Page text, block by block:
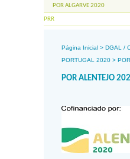
POR ALGARVE 2020
PRR
Página Inicial > DGAL /
PORTUGAL 2020 >
POR ALENTEJO